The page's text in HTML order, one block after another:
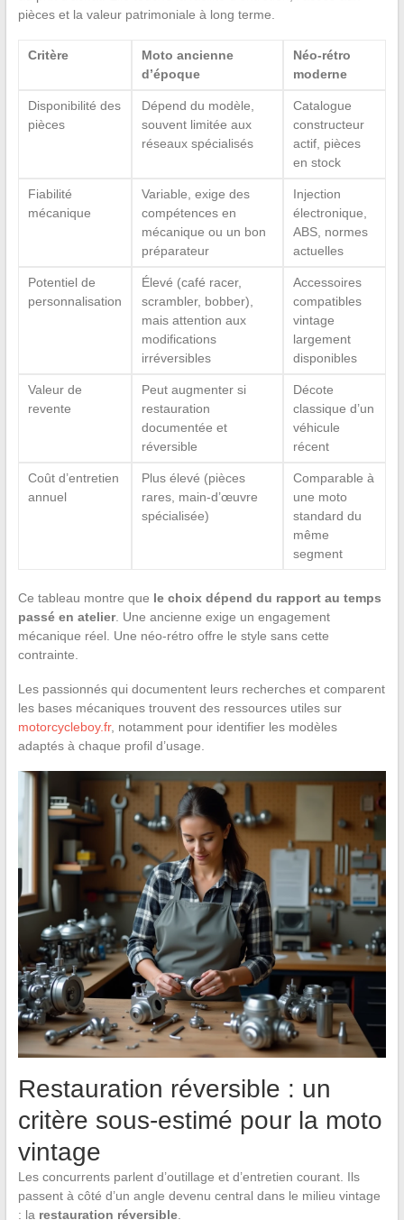
pièces et la valeur patrimoniale à long terme.
Critère
Moto ancienne
d’époque
Néo-rétro
moderne
Disponibilité des
pièces
Dépend du modèle,
souvent limitée aux
réseaux spécialisés
Catalogue
constructeur
actif, pièces
en stock
Fiabilité
mécanique
Variable, exige des
compétences en
mécanique ou un bon
préparateur
Injection
électronique,
ABS, normes
actuelles
Potentiel de
personnalisation
Élevé (café racer,
scrambler, bobber),
mais attention aux
modifications
irréversibles
Accessoires
compatibles
vintage
largement
disponibles
Valeur de
revente
Peut augmenter si
restauration
documentée et
réversible
Décote
classique d’un
véhicule
récent
Coût d’entretien
annuel
Plus élevé (pièces
rares, main-d’œuvre
spécialisée)
Comparable à
une moto
standard du
même
segment
Ce tableau montre que le choix dépend du rapport au temps
passé en atelier. Une ancienne exige un engagement
mécanique réel. Une néo-rétro offre le style sans cette
contrainte.
Les passionnés qui documentent leurs recherches et comparent
les bases mécaniques trouvent des ressources utiles sur
motorcycleboy.fr, notamment pour identifier les modèles
adaptés à chaque profil d’usage.
Restauration réversible : un
critère sous-estimé pour la moto
vintage
Les concurrents parlent d’outillage et d’entretien courant. Ils
passent à côté d’un angle devenu central dans le milieu vintage
: la restauration réversible.